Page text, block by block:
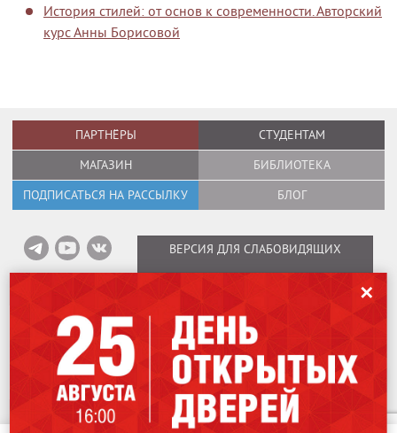
История стилей: от основ к современности. Авторский
курс Анны Борисовой
ПАРТНЁРЫ
СТУДЕНТАМ
МАГАЗИН
БИБЛИОТЕКА
ПОДПИСАТЬСЯ НА РАССЫЛКУ
БЛОГ
ВЕРСИЯ ДЛЯ СЛАБОВИДЯЩИХ
Информация об оплате вебинаров Карта сайта
Политика в отношении
обработки персональных данных
Copyright © 1995–2026
International Design School (Международная Школа
Дизайна)
Лицензия № Л035-01298-77/00184853.
115162
Москва , ул. Шаболовка, 31Г.
+7 (499)707-07-06
✕
Мы используем файлы cookies для улучшения работы сайта. Оставаясь
на нашем сайте, вы соглашаетесь на использование файлов cookies.
Чтобы ознакомиться с Политикой конфиденциальности,
нажмите здесь
Я согласен